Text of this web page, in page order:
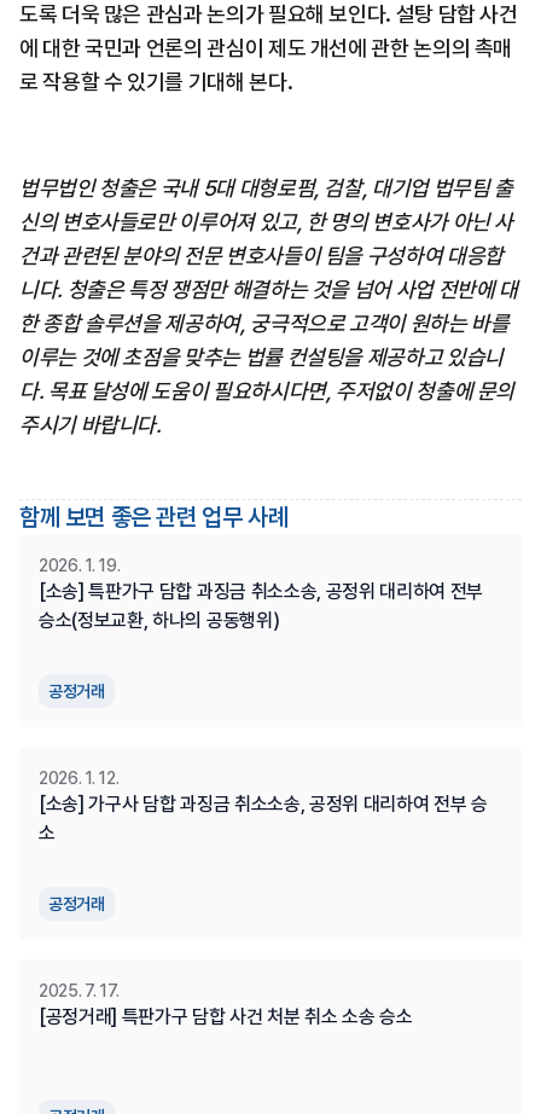
도록 더욱 많은 관심과 논의가 필요해 보인다. 설탕 담합 사건
에 대한 국민과 언론의 관심이 제도 개선에 관한 논의의 촉매
로 작용할 수 있기를 기대해 본다.
법무법인 청출은 국내 5대 대형로펌, 검찰, 대기업 법무팀 출
신의 변호사들로만 이루어져 있고, 한 명의 변호사가 아닌 사
건과 관련된 분야의 전문 변호사들이 팀을 구성하여 대응합
니다. 청출은 특정 쟁점만 해결하는 것을 넘어 사업 전반에 대
한 종합 솔루션을 제공하여, 궁극적으로 고객이 원하는 바를
이루는 것에 초점을 맞추는 법률 컨설팅을 제공하고 있습니
다. 목표 달성에 도움이 필요하시다면, 주저없이 청출에 문의
주시기 바랍니다.
함께 보면 좋은 관련 업무 사례
공정거래
[소송] 특판가구 담합 과징금 취소소송, 공정위 대리하여 전부
승소(정보교환, 하나의 공동행위)
2026. 1. 19.
공정거래
[소송] 가구사 담합 과징금 취소소송, 공정위 대리하여 전부 승
소
2026. 1. 12.
[공정거래] 특판가구 담합 사건 처분 취소 소송 승소
2025. 7. 17.